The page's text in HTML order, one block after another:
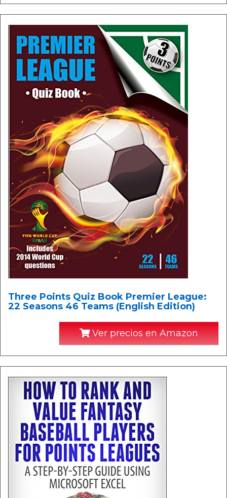
Three Points Quiz Book Premier League:
22 Seasons 46 Teams (English Edition)
Ver precios en Amazon